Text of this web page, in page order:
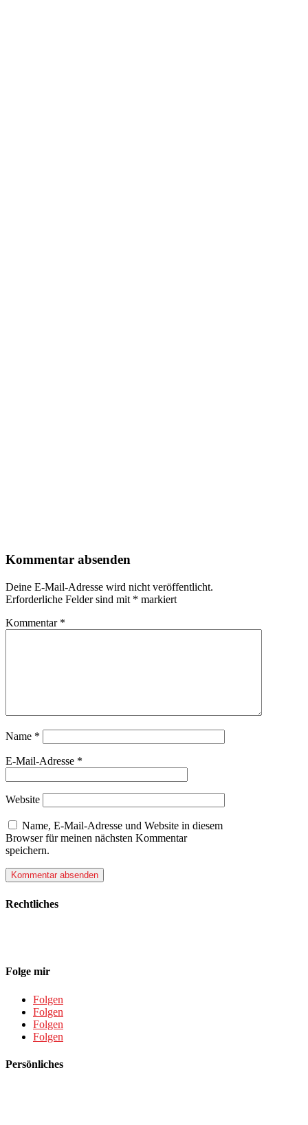
Kommentar absenden
Deine E-Mail-Adresse wird nicht veröffentlicht.
Erforderliche Felder sind mit * markiert
Kommentar *
Name *
E-Mail-Adresse *
Website
Name, E-Mail-Adresse und Website in diesem
Browser für meinen nächsten Kommentar
speichern.
Rechtliches
Folge mir
Folgen
Folgen
Folgen
Folgen
Persönliches